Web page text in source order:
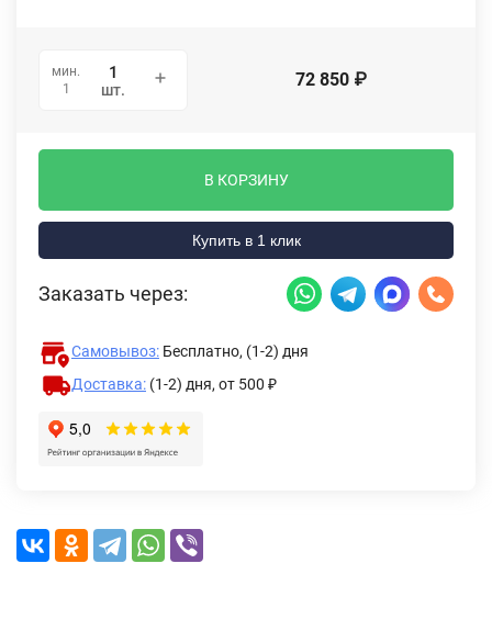
мин.
1
шт. 72 850 ₽
В КОРЗИНУ
Купить в 1 клик
Заказать через:
Самовывоз: Бесплатно, (1-2) дня
Доставка: (1-2) дня, от 500 ₽